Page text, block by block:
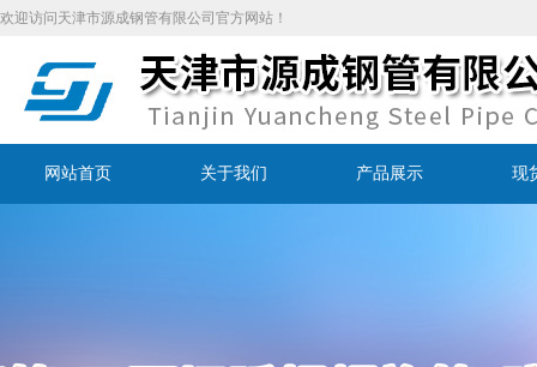
欢迎访问天津市源成钢管有限公司官方网站！
网站首页 关于我们 产品展示 现